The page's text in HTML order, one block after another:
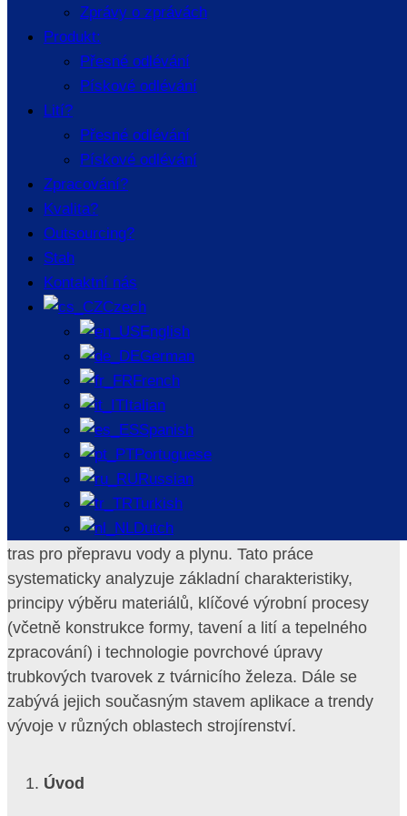
Zprávy o zprávách
Produkt:
Přesné odlévání
Pískové odlévání
Lití?
Přesné odlévání
Pískové odlévání
Zpracování?
Kvalita?
Outsourcing?
Stah
Kontaktní nás
Czech
English
German
French
Italian
Spanish
Portuguese
Russian
Turkish
Dutch
Výzkum v oblasti výroby a
aplikace technologií tvárných
železných potrubních armatur
Abstrakt:
Trubkové tvarovky z tvárnicího železa jsou díky svým
vynikajícím mechanickým vlastnostem, odolnosti proti
korozi a relativně nízké ceně široce používány v
moderních komunálních stavebních projektech,
petrochemickém průmyslu a systémech potrubních
tras pro přepravu vody a plynu. Tato práce
systematicky analyzuje základní charakteristiky,
principy výběru materiálů, klíčové výrobní procesy
(včetně konstrukce formy, tavení a lití a tepelného
zpracování) i technologie povrchové úpravy
trubkových tvarovek z tvárnicího železa. Dále se
zabývá jejich současným stavem aplikace a trendy
vývoje v různých oblastech strojírenství.
Úvod